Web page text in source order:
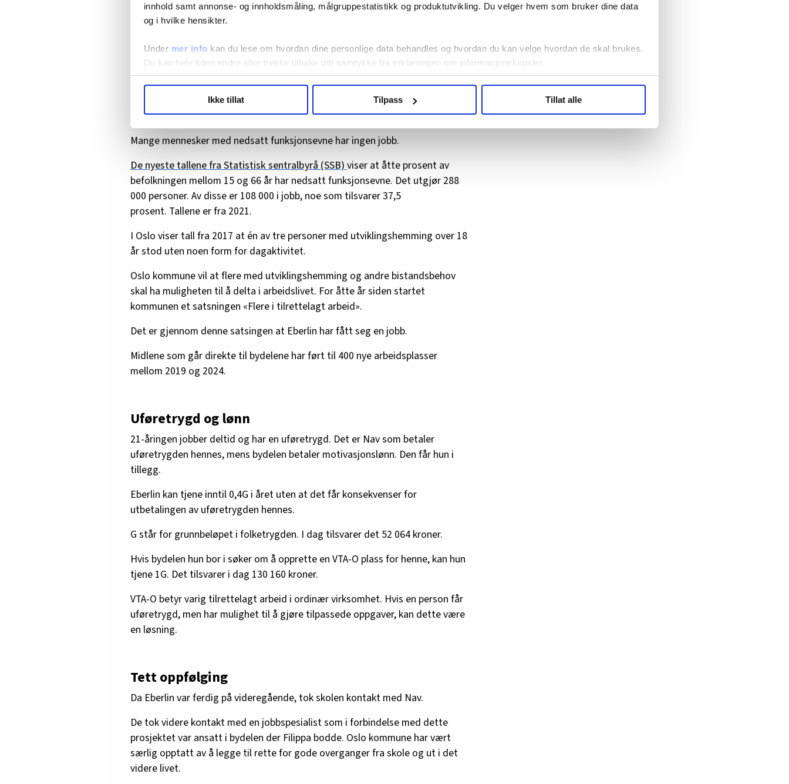
innhold samt annonse- og innholdsmåling, målgruppestatistikk og produktutvikling. Du velger hvem som bruker dine data
og i hvilke hensikter.
Under mer info kan du lese om hvordan dine personlige data behandles og hvordan du kan velge hvordan de skal brukes.
Du kan hele tiden endre eller trekke tilbake ditt samtykke fra erklæringen om informasjonskapsler.
hvordan våre nettsider blir brukt slik at vi tilby relevant innhold, tilpassede annonser og utarbeide statistikk.
Ikke tillat Tilpass Tillat alle
Hanna Skotheim
Fikk jobb
Mange mennesker med nedsatt funksjonsevne har ingen jobb.
De nyeste tallene fra Statistisk sentralbyrå (SSB)viser at åtte prosent av
befolkningen mellom 15 og 66 år har nedsatt funksjonsevne. Det utgjør 288
000 personer. Av disse er 108 000 i jobb, noe som tilsvarer 37,5
prosent. Tallene er fra 2021.
I Oslo viser tall fra 2017 at én av tre personer med utviklingshemming over 18
år stod uten noen form for dagaktivitet.
Oslo kommune vil at flere med utviklingshemming og andre bistandsbehov
skal ha muligheten til å delta i arbeidslivet. For åtte år siden startet
kommunen et satsningen «Flere i tilrettelagt arbeid».
Det er gjennom denne satsingen at Eberlin har fått seg en jobb.
Midlene som går direkte til bydelene har ført til 400 nye arbeidsplasser
mellom 2019 og 2024.
Uføretrygd og lønn
21-åringen jobber deltid og har en uføretrygd. Det er Nav som betaler
uføretrygden hennes, mens bydelen betaler motivasjonslønn. Den får hun i
tillegg.
Eberlin kan tjene inntil 0,4G i året uten at det får konsekvenser for
utbetalingen av uføretrygden hennes.
G står for grunnbeløpet i folketrygden. I dag tilsvarer det 52 064 kroner.
Hvis bydelen hun bor i søker om å opprette en VTA-O plass for henne, kan hun
tjene 1G. Det tilsvarer i dag 130 160 kroner.
VTA-O betyr varig tilrettelagt arbeid i ordinær virksomhet. Hvis en person får
uføretrygd, men har mulighet til å gjøre tilpassede oppgaver, kan dette være
en løsning.
Tett oppfølging
Da Eberlin var ferdig på videregående, tok skolen kontakt med Nav.
De tok videre kontakt med en jobbspesialist som i forbindelse med dette
prosjektet var ansatt i bydelen der Filippa bodde. Oslo kommune har vært
særlig opptatt av å legge til rette for gode overganger fra skole og ut i det
videre livet.